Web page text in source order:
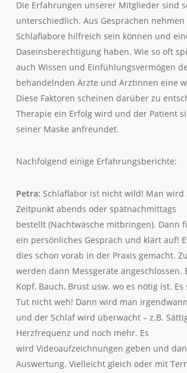
Die Erfahrungen unserer Mitglieder sind
unterschiedlich. Aus Gesprächen
Schlaflabore hilfreich sein können und
Daseinsberechtigung haben. Wie so oft
auch Wissen und Einfühlungsvermögen
behandelnden Ärzte und Ärztinnen eine
Diese Faktoren scheinen darüber zu
Therapie ein Erfolg wird und der Patient
seiner Maske anfreundet.
Nachfolgend einige Erfahrungsberichte:
Petra: Schlaflabor ist nicht wild! Man wird
Zeitpunkt abends oder spätnachmittags
bestellt (Nachtwäsche mitbringen). Dann
ein persönliches Gespräch und klärt auf!
dies schon vorab in der Praxis gemacht.
werden dann Messgeräte angeschlossen.
Kopf, Bauch, Brust usw. wo es nötig ist.
Tut nicht weh! Dann wird man
und der Schlaf wird überwacht – z.B.
Herzfrequenz und noch mehr. Es
wird Videoaufzeichnungen geben und
Auswertung. Vielleicht gleich oder mit